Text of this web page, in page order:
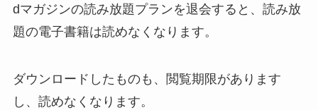
dマガジンの読み放題プランを退会すると、読み放
題の電子書籍は読めなくなります。
ダウンロードしたものも、閲覧期限があります
し、読めなくなります。